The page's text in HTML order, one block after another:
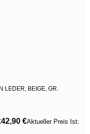
LEDER, BEIGE, GR.
42,90 €Aktueller Preis Ist: